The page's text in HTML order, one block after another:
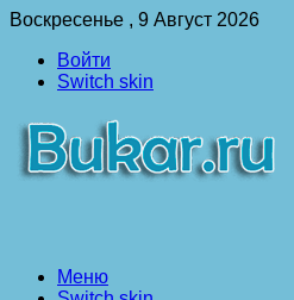
Воскресенье , 9 Август 2026
Войти
Switch skin
Меню